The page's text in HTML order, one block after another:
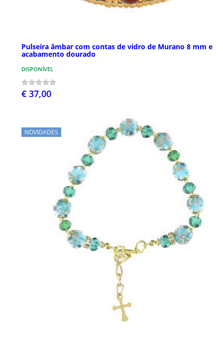
Pulseira âmbar com contas de vidro de Murano 8 mm e
acabamento dourado
DISPONÍVEL
€ 37,00
NOVIDADES